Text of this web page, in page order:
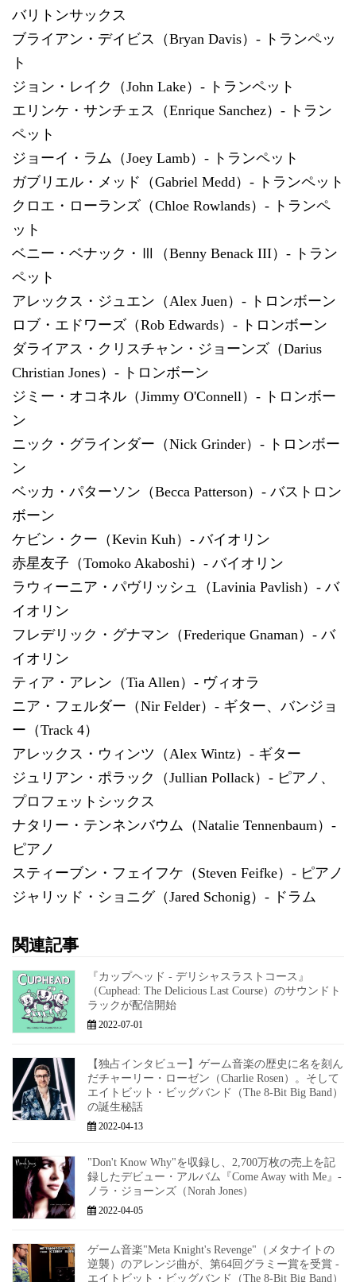
バリトンサックス
ブライアン・デイビス（Bryan Davis）- トランペッ
ト
ジョン・レイク（John Lake）- トランペット
エリンケ・サンチェス（Enrique Sanchez）- トラン
ペット
ジョーイ・ラム（Joey Lamb）- トランペット
ガブリエル・メッド（Gabriel Medd）- トランペット
クロエ・ローランズ（Chloe Rowlands）- トランペ
ット
ベニー・ベナック・Ⅲ（Benny Benack III）- トラン
ペット
アレックス・ジュエン（Alex Juen）- トロンボーン
ロブ・エドワーズ（Rob Edwards）- トロンボーン
ダライアス・クリスチャン・ジョーンズ（Darius
Christian Jones）- トロンボーン
ジミー・オコネル（Jimmy O'Connell）- トロンボー
ン
ニック・グラインダー（Nick Grinder）- トロンボー
ン
ベッカ・パターソン（Becca Patterson）- バストロン
ボーン
ケビン・クー（Kevin Kuh）- バイオリン
赤星友子（Tomoko Akaboshi）- バイオリン
ラウィーニア・パヴリッシュ（Lavinia Pavlish）- バ
イオリン
フレデリック・グナマン（Frederique Gnaman）- バ
イオリン
ティア・アレン（Tia Allen）- ヴィオラ
ニア・フェルダー（Nir Felder）- ギター、バンジョ
ー（Track 4）
アレックス・ウィンツ（Alex Wintz）- ギター
ジュリアン・ポラック（Jullian Pollack）- ピアノ、
プロフェットシックス
ナタリー・テンネンバウム（Natalie Tennenbaum）-
ピアノ
スティーブン・フェイフケ（Steven Feifke）- ピアノ
ジャリッド・ショニグ（Jared Schonig）- ドラム
関連記事
『カップヘッド - デリシャスラストコース』
（Cuphead: The Delicious Last Course）のサウンドト
ラックが配信開始
2022-07-01
【独占インタビュー】ゲーム音楽の歴史に名を刻ん
だチャーリー・ローゼン（Charlie Rosen）。そして
エイトビット・ビッグバンド（The 8-Bit Big Band）
の誕生秘話
2022-04-13
"Don't Know Why"を収録し、2,700万枚の売上を記
録したデビュー・アルバム『Come Away with Me』-
ノラ・ジョーンズ（Norah Jones）
2022-04-05
ゲーム音楽"Meta Knight's Revenge"（メタナイトの
逆襲）のアレンジ曲が、第64回グラミー賞を受賞 -
エイトビット・ビッグバンド（The 8-Bit Big Band）